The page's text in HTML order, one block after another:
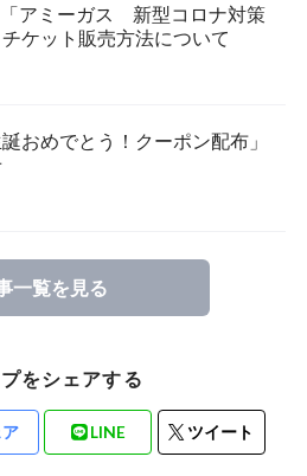
アミーガス 新型コロナ対策
ケット販売方法について
誕おめでとう！クーポン配布」
一覧を見る
をシェアする
LINE ツイート